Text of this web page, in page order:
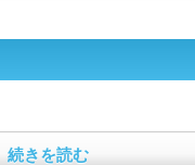
続きを読む